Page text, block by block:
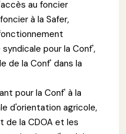
au foncier
à la Safer,
pour la Conf',
de la Conf' dans la
pour la Conf' à la
d'orientation agricole,
de la CDOA et les